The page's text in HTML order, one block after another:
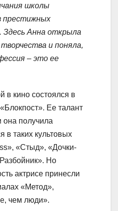
школы
престижных
Анна открыла
и поняла,
– это ее
кино состоялся в
Ее талант
она получила
в таких культовых
«Стыд», «Дочки-
Но
актрисе принесли
«Метод»,
чем люди».